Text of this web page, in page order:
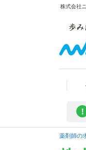
株式会社
!
薬剤師の